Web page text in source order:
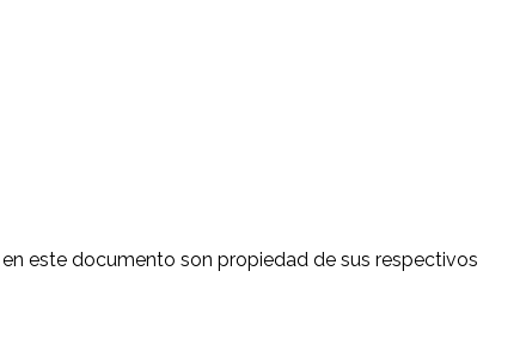
este documento son propiedad de sus respectivos